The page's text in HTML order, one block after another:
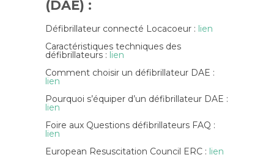
(DAE) :
Défibrillateur connecté Locacoeur : lien
Caractéristiques techniques des
défibrillateurs : lien
Comment choisir un défibrillateur DAE :
lien
Pourquoi s’équiper d’un défibrillateur DAE :
lien
Foire aux Questions défibrillateurs FAQ :
lien
European Resuscitation Council ERC : lien